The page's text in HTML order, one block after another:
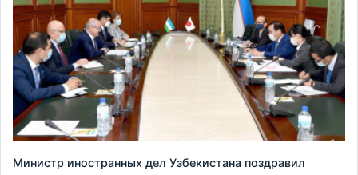
Министр иностранных дел Узбекистана поздравил